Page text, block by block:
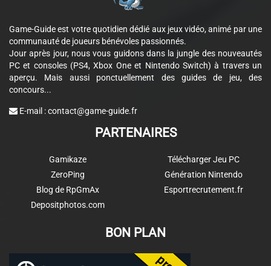
Game-Guide est votre quotidien dédié aux jeux vidéo, animé par une
communauté de joueurs bénévoles passionnés.
Jour après jour, nous vous guidons dans la jungle des nouveautés
PC et consoles (PS4, Xbox One et Nintendo Switch) à travers un
aperçu. Mais aussi ponctuellement des guides de jeu, des
concours...
E-mail :contact@game-guide.fr
PARTENAIRES
Gamikaze
ZeroPing
Blog de RpGmAx
Depositphotos.com
Télécharger Jeu PC
Génération Nintendo
Esportrecrutement.fr
BON PLAN